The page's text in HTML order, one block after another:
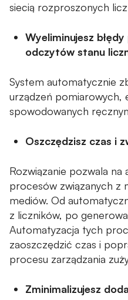
siecią rozproszonych
Wyeliminujesz
odczytów stanu
System automatycznie
urządzeń pomiarowych,
spowodowanych
Oszczędzisz czas i
Rozwiązanie pozwala na
procesów związanych z
mediów. Od
z liczników, po
Automatyzacja tych
zaoszczędzić czas i
procesu zarządzania
Zminimalizujesz